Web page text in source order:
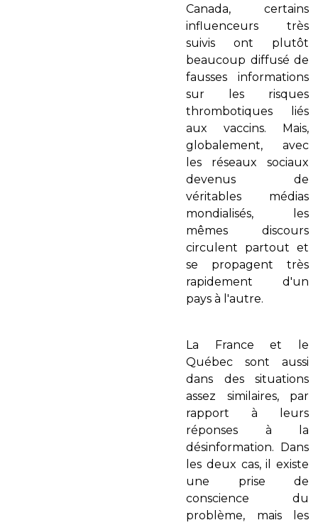
Canada, certains
influenceurs très
suivis ont plutôt
beaucoup diffusé de
fausses informations
sur les risques
thrombotiques liés
aux vaccins. Mais,
globalement, avec
les réseaux sociaux
devenus de
véritables médias
mondialisés, les
mêmes discours
circulent partout et
se propagent très
rapidement d'un
pays à l'autre.
La France et le
Québec sont aussi
dans des situations
assez similaires, par
rapport à leurs
réponses à la
désinformation. Dans
les deux cas, il existe
une prise de
conscience du
problème, mais les